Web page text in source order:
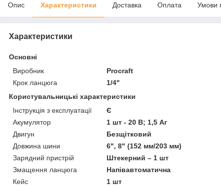
Опис Характеристики Доставка Оплата Умови
Характеристики
Основні
Виробник
Procraft
Крок ланцюга
1/4"
Користувальницькі характеристики
Інструкція з експлуатації
Є
Акумулятор
1 шт - 20 В; 1,5 Аг
Двигун
Безщітковий
Довжина шини
6", 8" (152 мм/203 мм)
Зарядний пристрій
Штекерний – 1 шт
Змащення ланцюга
Напівавтоматична
Кейс
1 шт